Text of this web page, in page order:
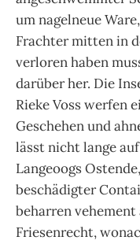
um nagelneue
Frachter mitten in
verloren haben
darüber her. Die
Rieke Voss werfen
Geschehen und
lässt nicht lange
Langeoogs
beschädigter
beharren
Friesenrecht,